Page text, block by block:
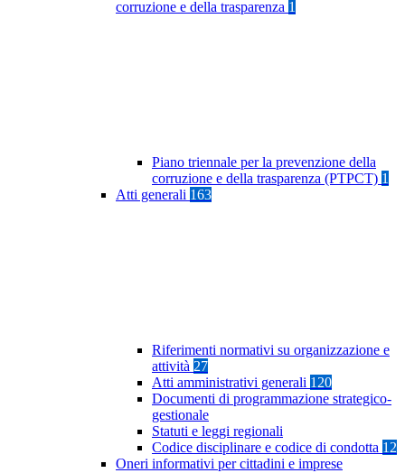
corruzione e della trasparenza 1
Piano triennale per la prevenzione della
corruzione e della trasparenza (PTPCT) 1
Atti generali 163
Riferimenti normativi su organizzazione e
attività 27
Atti amministrativi generali 120
Documenti di programmazione strategico-
gestionale
Statuti e leggi regionali
Codice disciplinare e codice di condotta 12
Oneri informativi per cittadini e imprese